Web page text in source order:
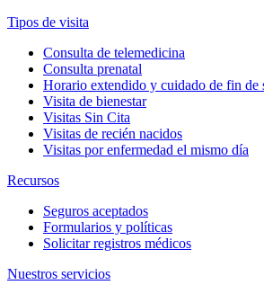
Tipos de visita
Consulta de telemedicina
Consulta prenatal
Horario extendido y cuidado de fin de
Visita de bienestar
Visitas Sin Cita
Visitas de recién nacidos
Visitas por enfermedad el mismo día
Recursos
Seguros aceptados
Formularios y políticas
Solicitar registros médicos
Nuestros servicios